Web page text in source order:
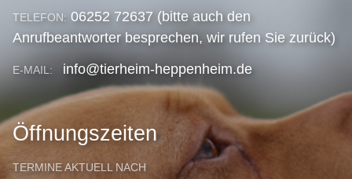
TELEFON: 06252 72637 (bitte auch den
Anrufbeantworter besprechen, wir rufen Sie zurück)
E-MAIL: info@tierheim-heppenheim.de
Öffnungszeiten
TERMINE AKTUELL NACH